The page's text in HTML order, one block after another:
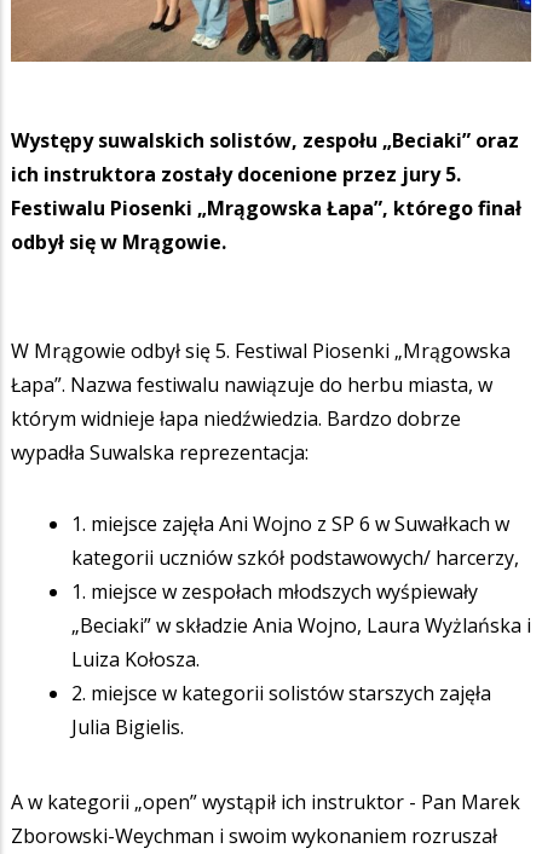
Występy suwalskich solistów, zespołu „Beciaki” oraz
ich instruktora zostały docenione przez jury 5.
Festiwalu Piosenki „Mrągowska Łapa”, którego finał
odbył się w Mrągowie.
W Mrągowie odbył się 5. Festiwal Piosenki „Mrągowska
Łapa”. Nazwa festiwalu nawiązuje do herbu miasta, w
którym widnieje łapa niedźwiedzia. Bardzo dobrze
wypadła Suwalska reprezentacja:
1. miejsce zajęła Ani Wojno z SP 6 w Suwałkach w
kategorii uczniów szkół podstawowych/ harcerzy,
1. miejsce w zespołach młodszych wyśpiewały
„Beciaki” w składzie Ania Wojno, Laura Wyżlańska i
Luiza Kołosza.
2. miejsce w kategorii solistów starszych zajęła
Julia Bigielis.
A w kategorii „open” wystąpił ich instruktor - Pan Marek
Zborowski-Weychman i swoim wykonaniem rozruszał